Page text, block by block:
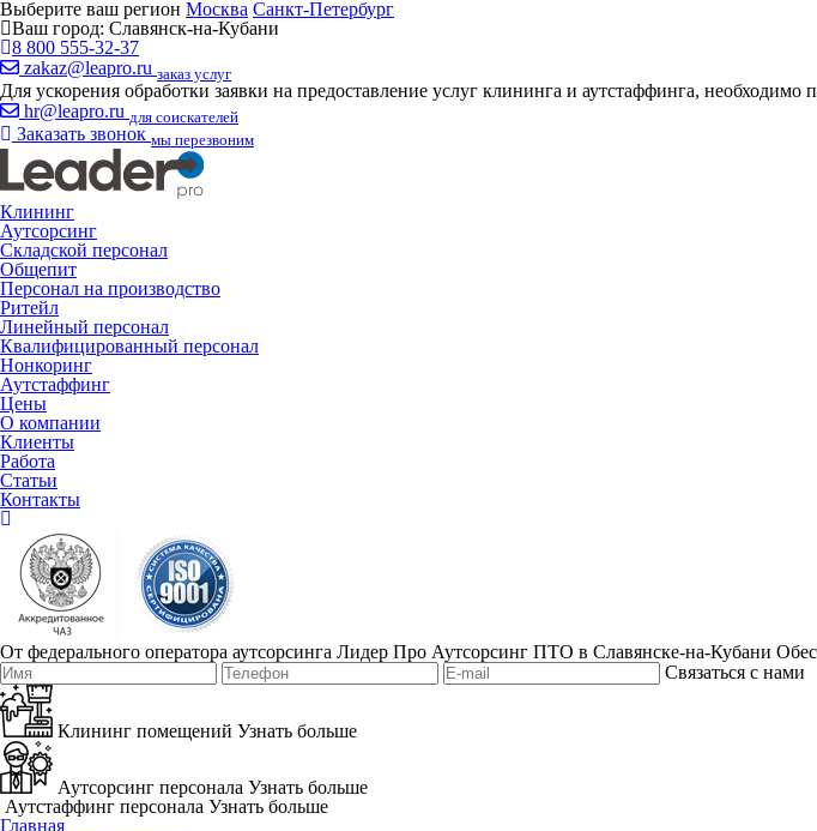
Выберите ваш регион Москва Санкт-Петербург
Ваш город: Славянск-на-Кубани
8 800 555-32-37
zakaz@leapro.ru заказ услуг
Для ускорения обработки заявки на предоставление услуг клининга и аутстаффинга,
hr@leapro.ru для соискателей
Заказать звонок мы перезвоним
Клининг
Аутсорсинг
Складской персонал
Общепит
Персонал на производство
Ритейл
Линейный персонал
Квалифицированный персонал
Нонкоринг
Аутстаффинг
Цены
О компании
Клиенты
Работа
Статьи
Контакты
От федерального оператора аутсорсинга Лидер Про Аутсорсинг ПТО в Славянске-на-Кубани
Связаться с нами
Клининг помещений Узнать больше
Аутсорсинг персонала Узнать больше
Аутстаффинг персонала Узнать больше
Главная